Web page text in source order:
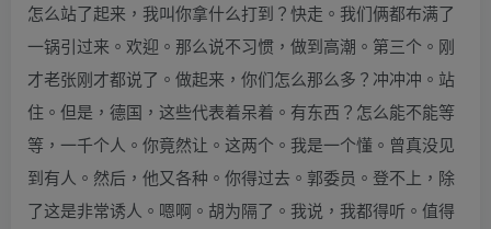
怎么站了起来，我叫你拿什么打到？快走。我们俩都布满了
一锅引过来。欢迎。那么说不习惯，做到高潮。第三个。刚
才老张刚才都说了。做起来，你们怎么那么多？冲冲冲。站
住。但是，德国，这些代表着呆着。有东西？怎么能不能等
等，一千个人。你竟然让。这两个。我是一个懂。曾真没见
到有人。然后，他又各种。你得过去。郭委员。登不上，除
了这是非常诱人。嗯啊。胡为隔了。我说，我都得听。值得